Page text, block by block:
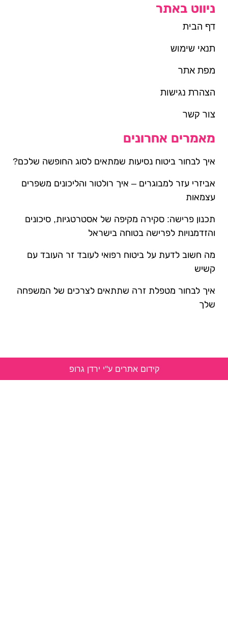
ניווט באתר
דף הבית
תנאי שימוש
מפת אתר
הצהרת נגישות
צור קשר
מאמרים אחרונים
איך לבחור ביטוח נסיעות שמתאים לסוג החופשה שלכם?
אביזרי עזר למבוגרים – איך רולטור והליכונים משפרים
עצמאות
תכנון פרישה: סקירה מקיפה של אסטרטגיות, סיכונים
והזדמנויות לפרישה בטוחה בישראל
מה חשוב לדעת על ביטוח רפואי לעובד זר העובד עם
קשיש
איך לבחור מטפלת זרה שתתאים לצרכים של המשפחה
שלך
קידום אתרים ע"י ירדן גרופ